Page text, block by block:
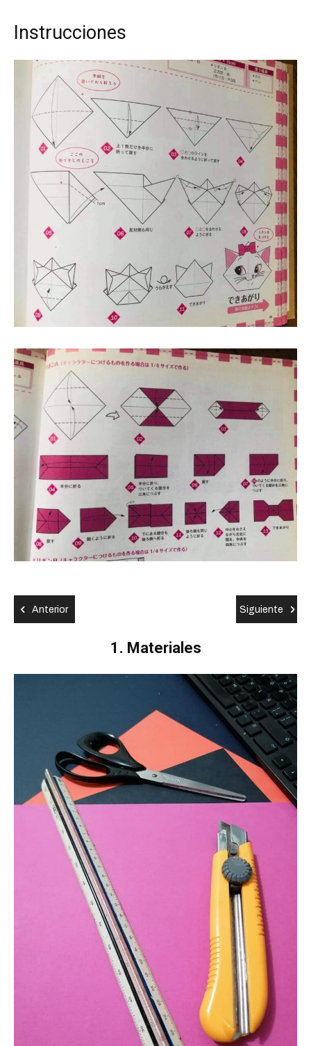
Instrucciones
Anterior Siguiente
1. Materiales